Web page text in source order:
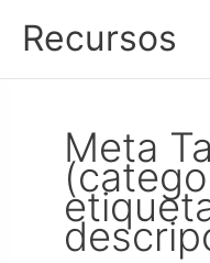
contenido
Recursos
Meta